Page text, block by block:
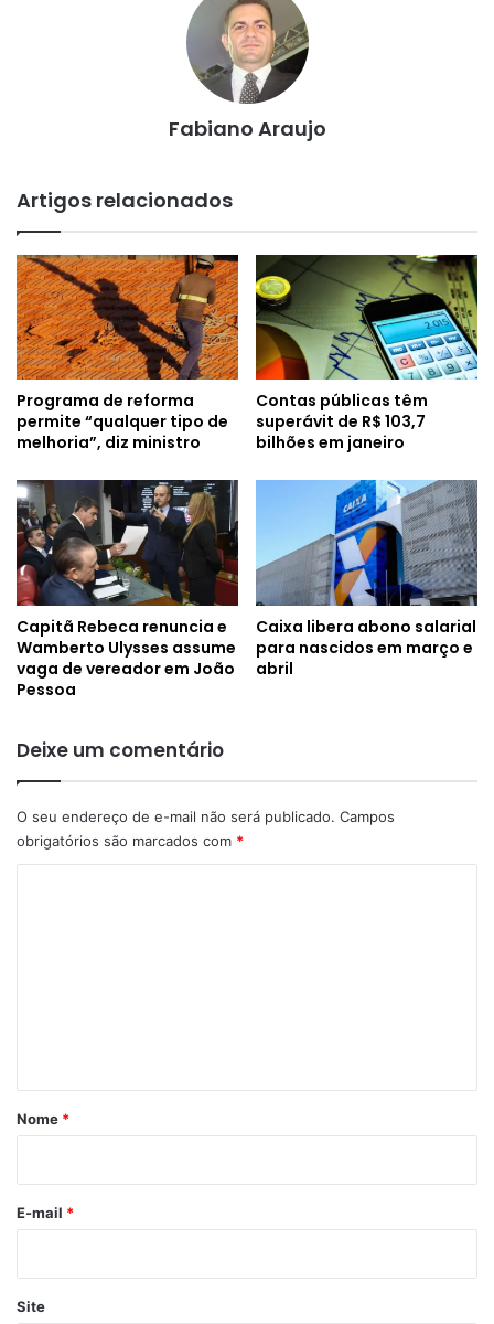
Fabiano Araujo
Artigos relacionados
Programa de reforma
permite “qualquer tipo de
melhoria”, diz ministro
Contas públicas têm
superávit de R$ 103,7
bilhões em janeiro
Capitã Rebeca renuncia e
Wamberto Ulysses assume
vaga de vereador em João
Pessoa
Caixa libera abono salarial
para nascidos em março e
abril
Deixe um comentário
O seu endereço de e-mail não será publicado. Campos
obrigatórios são marcados com *
r
*
Nome *
E-mail *
Site